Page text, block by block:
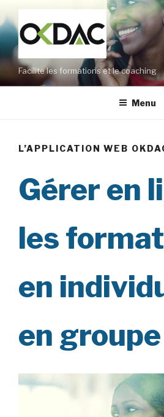
au
contenu
principal
Facilite les formations et le coaching
Menu
L’APPLICATION WEB
Gérer en
les
en
en groupe